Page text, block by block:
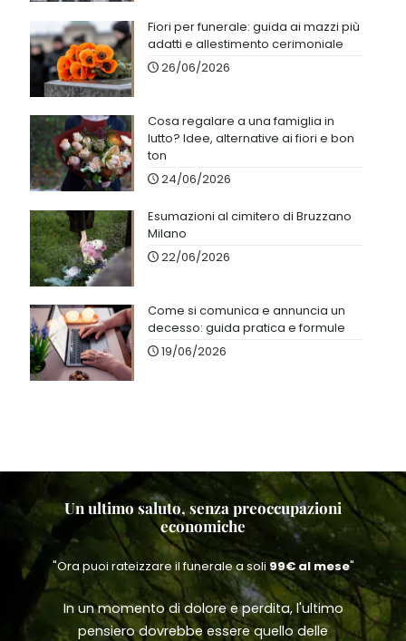
Fiori per funerale: guida ai mazzi più
adatti e allestimento cerimoniale
26/06/2026
Cosa regalare a una famiglia in
lutto? Idee, alternative ai fiori e bon
ton
24/06/2026
Esumazioni al cimitero di Bruzzano
Milano
22/06/2026
Come si comunica e annuncia un
decesso: guida pratica e formule
19/06/2026
Un ultimo saluto, senza preoccupazioni
economiche
"Ora puoi rateizzare il funerale a soli 99€ al mese"
In un momento di dolore e perdita, l'ultimo
pensiero dovrebbe essere quello delle